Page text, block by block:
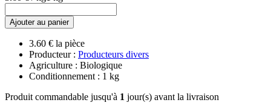
Ajouter au panier
3.60 € la pièce
Producteur : Producteurs divers
Agriculture : Biologique
Conditionnement : 1 kg
Produit commandable jusqu'à 1 jour(s) avant la livraison